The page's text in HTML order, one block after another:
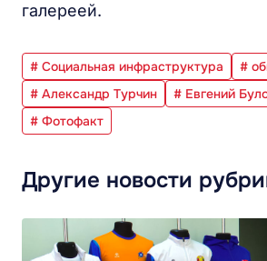
галереей.
# Социальная инфраструктура
#
# Александр Турчин
# Евгений
# Фотофакт
Другие новости